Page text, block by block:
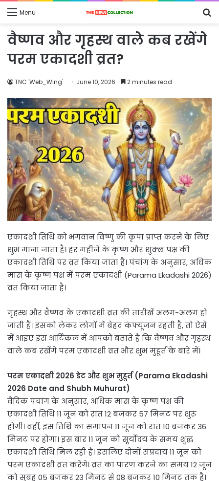
Menu
वैष्णव और गृहस्थ वाले कब रखेंगे
परम एकादशी व्रत?
TNC 'Web_Wing' June 10, 2026 2 minutes read
एकादशी तिथि को भगवान विष्णु की कृपा प्राप्त करने के लिए
शुभ माना जाता है। हर महीने के कृष्ण और शुक्ल पक्ष की
एकादशी तिथि पर व्रत किया जाता है। पंचांग के अनुसार, अधिक
मास के कृष्ण पक्ष में परम एकादशी (Parama Ekadashi 2026)
व्रत किया जाता है।
गृहस्थ और वैष्णव के एकादशी व्रत की तारीखें अलग-अलग हो
जाती हैं। इसको लेकर लोगों में बेहद कंफ्यूजन रहती है, तो ऐसे
में आइए इस आर्टिकल में आपको बताते हैं कि वैष्णव और गृहस्थ
वाले कब रखेंगे परम एकादशी व्रत और शुभ मुहूर्त के बारे में।
परम एकादशी 2026 डेट और शुभ मुहूर्त (Parama Ekadashi
2026 Date and Shubh Muhurat)
वैदिक पंचांग के अनुसार, अधिक मास के कृष्ण पक्ष की
एकादशी तिथि 11 जून को रात 12 बजकर 57 मिनट पर शुरू
होगी। वहीं, इस तिथि का समापन 11 जून को रात 10 बजकर 36
मिनट पर होगा। इस बार 11 जून को सूर्योदय के समय शुद्ध
एकादशी तिथि मिल रही है। इसलिए दोनों संप्रदाय 11 जून को
परम एकादशी व्रत करेंगे। व्रत का पारण करने का समय 12 जून
को सुबह 05 बजकर 23 मिनट से 08 बजकर 10 मिनट तक है।